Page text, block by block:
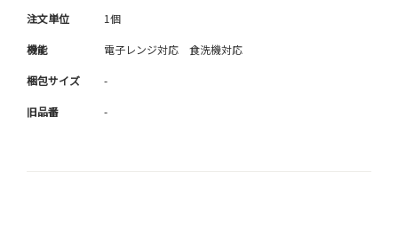
注文単位 1個
機能 電子レンジ対応 食洗機対応
梱包サイズ -
旧品番 -